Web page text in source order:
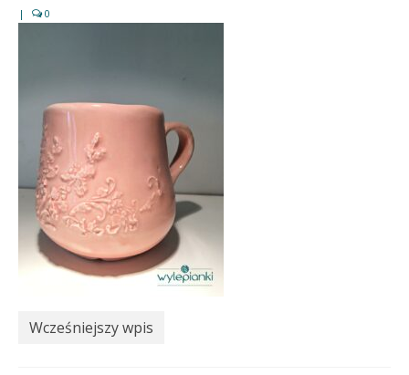
| 0
Wcześniejszy wpis